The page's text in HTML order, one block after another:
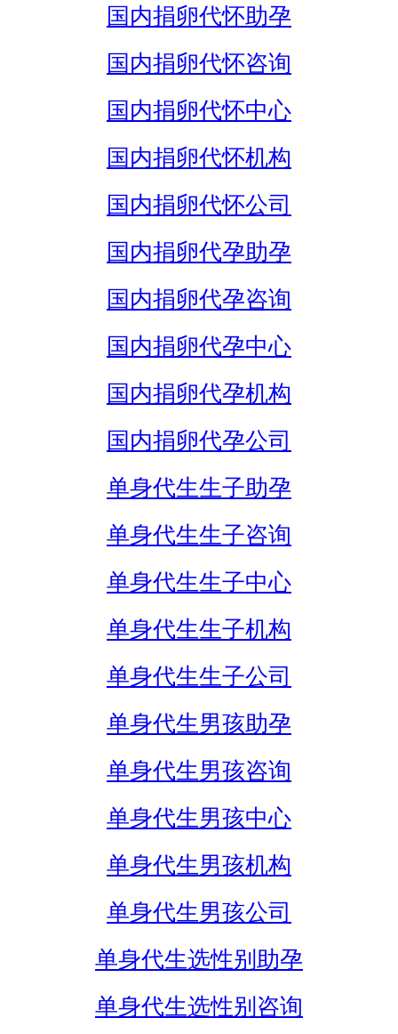
国内捐卵代怀助孕
国内捐卵代怀咨询
国内捐卵代怀中心
国内捐卵代怀机构
国内捐卵代怀公司
国内捐卵代孕助孕
国内捐卵代孕咨询
国内捐卵代孕中心
国内捐卵代孕机构
国内捐卵代孕公司
单身代生生子助孕
单身代生生子咨询
单身代生生子中心
单身代生生子机构
单身代生生子公司
单身代生男孩助孕
单身代生男孩咨询
单身代生男孩中心
单身代生男孩机构
单身代生男孩公司
单身代生选性别助孕
单身代生选性别咨询